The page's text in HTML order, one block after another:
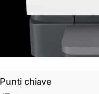
Punti chiave